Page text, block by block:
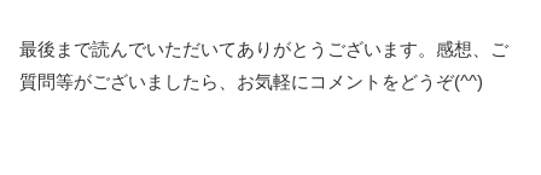
最後まで読んでいただいてありがとうございます。感想、ご
質問等がございましたら、お気軽にコメントをどうぞ(^^)